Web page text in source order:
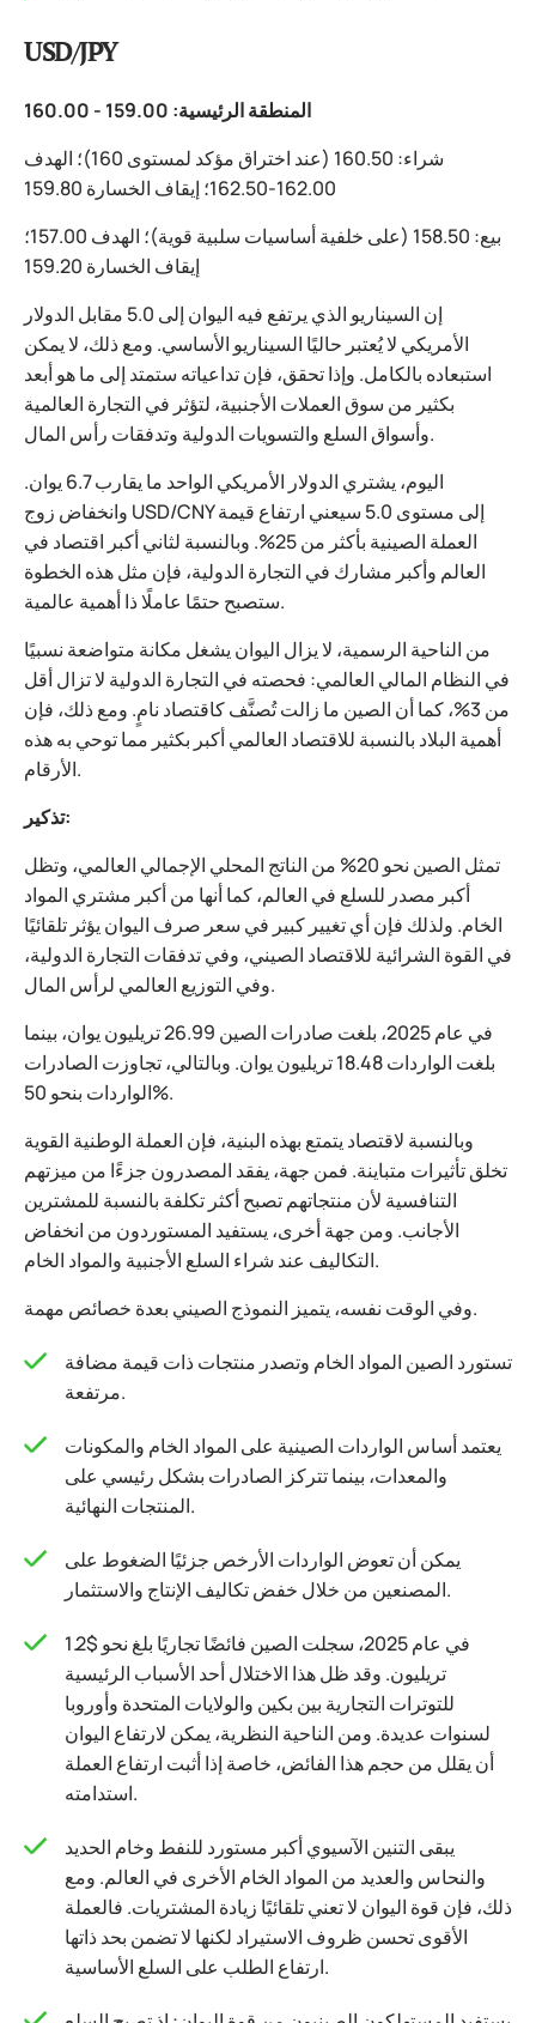
USD/JPY
المنطقة الرئيسية: 159.00 - 160.00
شراء: 160.50 (عند اختراق مؤكد لمستوى 160)؛ الهدف
162.00-162.50؛ إيقاف الخسارة 159.80
بيع: 158.50 (على خلفية أساسيات سلبية قوية)؛ الهدف 157.00؛
إيقاف الخسارة 159.20
إن السيناريو الذي يرتفع فيه اليوان إلى 5.0 مقابل الدولار
الأمريكي لا يُعتبر حاليًا السيناريو الأساسي. ومع ذلك، لا يمكن
استبعاده بالكامل. وإذا تحقق، فإن تداعياته ستمتد إلى ما هو أبعد
بكثير من سوق العملات الأجنبية، لتؤثر في التجارة العالمية
وأسواق السلع والتسويات الدولية وتدفقات رأس المال.
اليوم، يشتري الدولار الأمريكي الواحد ما يقارب 6.7 يوان.
وانخفاض زوج USD/CNY إلى مستوى 5.0 سيعني ارتفاع قيمة
العملة الصينية بأكثر من 25%. وبالنسبة لثاني أكبر اقتصاد في
العالم وأكبر مشارك في التجارة الدولية، فإن مثل هذه الخطوة
ستصبح حتمًا عاملًا ذا أهمية عالمية.
من الناحية الرسمية، لا يزال اليوان يشغل مكانة متواضعة نسبيًا
في النظام المالي العالمي: فحصته في التجارة الدولية لا تزال أقل
من 3%، كما أن الصين ما زالت تُصنَّف كاقتصاد نامٍ. ومع ذلك، فإن
أهمية البلاد بالنسبة للاقتصاد العالمي أكبر بكثير مما توحي به هذه
الأرقام.
تذكير:
تمثل الصين نحو 20% من الناتج المحلي الإجمالي العالمي، وتظل
أكبر مصدر للسلع في العالم، كما أنها من أكبر مشتري المواد
الخام. ولذلك فإن أي تغيير كبير في سعر صرف اليوان يؤثر تلقائيًا
في القوة الشرائية للاقتصاد الصيني، وفي تدفقات التجارة الدولية،
وفي التوزيع العالمي لرأس المال.
في عام 2025، بلغت صادرات الصين 26.99 تريليون يوان، بينما
بلغت الواردات 18.48 تريليون يوان. وبالتالي، تجاوزت الصادرات
الواردات بنحو 50%.
وبالنسبة لاقتصاد يتمتع بهذه البنية، فإن العملة الوطنية القوية
تخلق تأثيرات متباينة. فمن جهة، يفقد المصدرون جزءًا من ميزتهم
التنافسية لأن منتجاتهم تصبح أكثر تكلفة بالنسبة للمشترين
الأجانب. ومن جهة أخرى، يستفيد المستوردون من انخفاض
التكاليف عند شراء السلع الأجنبية والمواد الخام.
وفي الوقت نفسه، يتميز النموذج الصيني بعدة خصائص مهمة.
تستورد الصين المواد الخام وتصدر منتجات ذات قيمة مضافة
مرتفعة.
يعتمد أساس الواردات الصينية على المواد الخام والمكونات
والمعدات، بينما تتركز الصادرات بشكل رئيسي على
المنتجات النهائية.
يمكن أن تعوض الواردات الأرخص جزئيًا الضغوط على
المصنعين من خلال خفض تكاليف الإنتاج والاستثمار.
في عام 2025، سجلت الصين فائضًا تجاريًا بلغ نحو $1.2
تريليون. وقد ظل هذا الاختلال أحد الأسباب الرئيسية
للتوترات التجارية بين بكين والولايات المتحدة وأوروبا
لسنوات عديدة. ومن الناحية النظرية، يمكن لارتفاع اليوان
أن يقلل من حجم هذا الفائض، خاصة إذا أثبت ارتفاع العملة
استدامته.
يبقى التنين الآسيوي أكبر مستورد للنفط وخام الحديد
والنحاس والعديد من المواد الخام الأخرى في العالم. ومع
ذلك، فإن قوة اليوان لا تعني تلقائيًا زيادة المشتريات. فالعملة
الأقوى تحسن ظروف الاستيراد لكنها لا تضمن بحد ذاتها
ارتفاع الطلب على السلع الأساسية.